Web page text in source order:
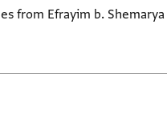
from Efrayim b. Shemarya